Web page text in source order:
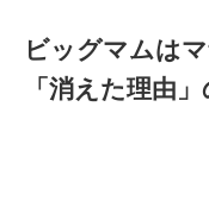
ビッグマムは
「消えた理由